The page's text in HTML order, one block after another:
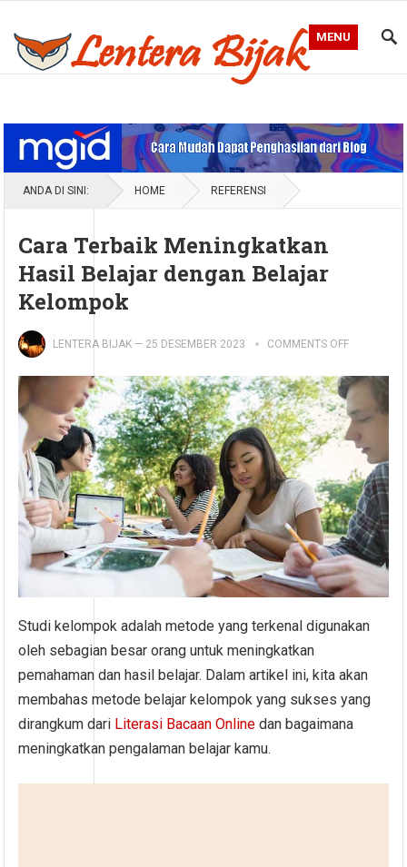
MENU
ANDA DI SINI: HOME REFERENSI
Cara Terbaik Meningkatkan
Hasil Belajar dengan Belajar
Kelompok
LENTERA BIJAK — 25 DESEMBER 2023 COMMENTS OFF
Studi kelompok adalah metode yang terkenal digunakan
oleh sebagian besar orang untuk meningkatkan
pemahaman dan hasil belajar. Dalam artikel ini, kita akan
membahas metode belajar kelompok yang sukses yang
dirangkum dari Literasi Bacaan Online dan bagaimana
meningkatkan pengalaman belajar kamu.